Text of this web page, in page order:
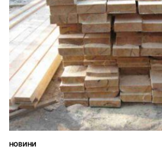
ОПУБЛІКУВАТИ
НОВИНИ